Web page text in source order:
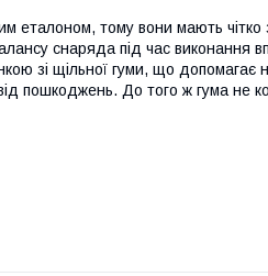
еталоном, тому вони мають чітко
снаряда під час виконання
зі щільної гуми, що допомагає
пошкоджень. До того ж гума не